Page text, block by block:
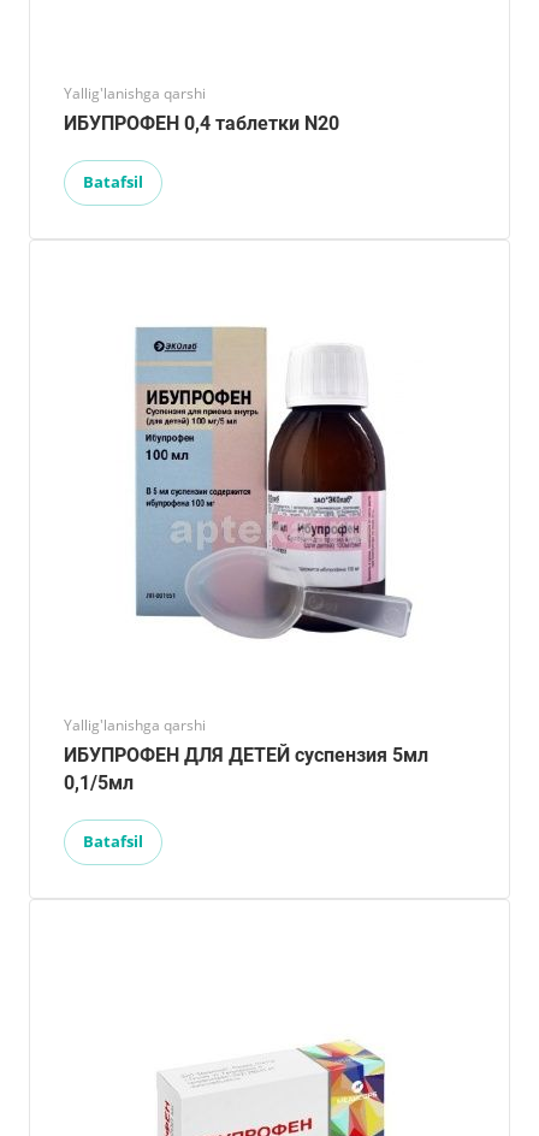
Yallig'lanishga qarshi
ИБУПРОФЕН 0,4 таблетки N20
Batafsil
Yallig'lanishga qarshi
ИБУПРОФЕН ДЛЯ ДЕТЕЙ суспензия 5мл
0,1/5мл
Batafsil